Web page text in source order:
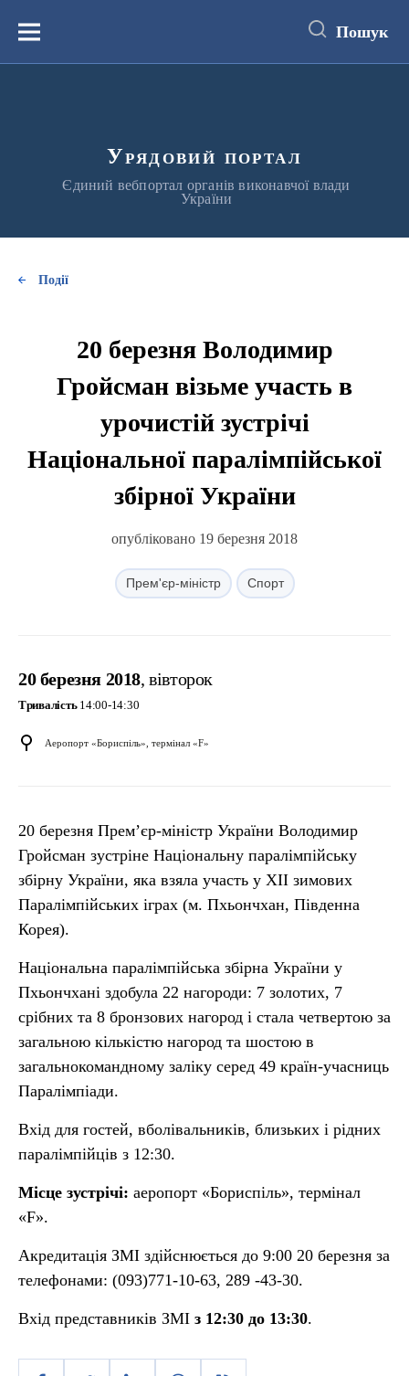
вмістуМеню Пошук
Урядовий портал
Єдиний вебпортал органів виконавчої влади
України
Події
20 березня Володимир
Гройсман візьме участь в
урочистій зустрічі
Національної паралімпійської
збірної України
опубліковано 19 березня 2018
Прем'єр-міністр Спорт
20 березня 2018, вівторок
Тривалість14:00-14:30
Аеропорт «Бориспіль», термінал «F»
20 березня Прем’єр-міністр України Володимир
Гройсман зустріне Національну паралімпійську
збірну України, яка взяла участь у ХІІ зимових
Паралімпійських іграх (м. Пхьончхан, Південна
Корея).
Національна паралімпійська збірна України у
Пхьончхані здобула 22 нагороди: 7 золотих, 7
срібних та 8 бронзових нагород і стала четвертою за
загальною кількістю нагород та шостою в
загальнокомандному заліку серед 49 країн-учасниць
Паралімпіади.
Вхід для гостей, вболівальників, близьких і рідних
паралімпійців з 12:30.
Місце зустрічі: аеропорт «Бориспіль», термінал
«F».
Акредитація ЗМІ здійснюється до 9:00 20 березня за
телефонами: (093)771-10-63, 289 -43-30.
Вхід представників ЗМІ з 12:30 до 13:30.